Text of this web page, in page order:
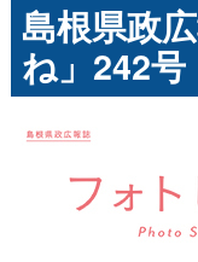
島根県政
ね」242号